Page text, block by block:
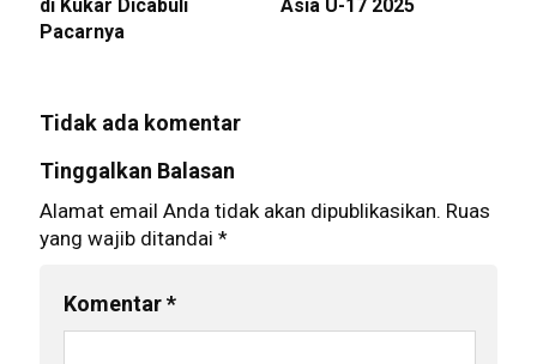
di Kukar Dicabuli
Pacarnya
Asia U-17 2025
Tidak ada komentar
Tinggalkan Balasan
Alamat email Anda tidak akan dipublikasikan. Ruas
yang wajib ditandai *
Komentar*